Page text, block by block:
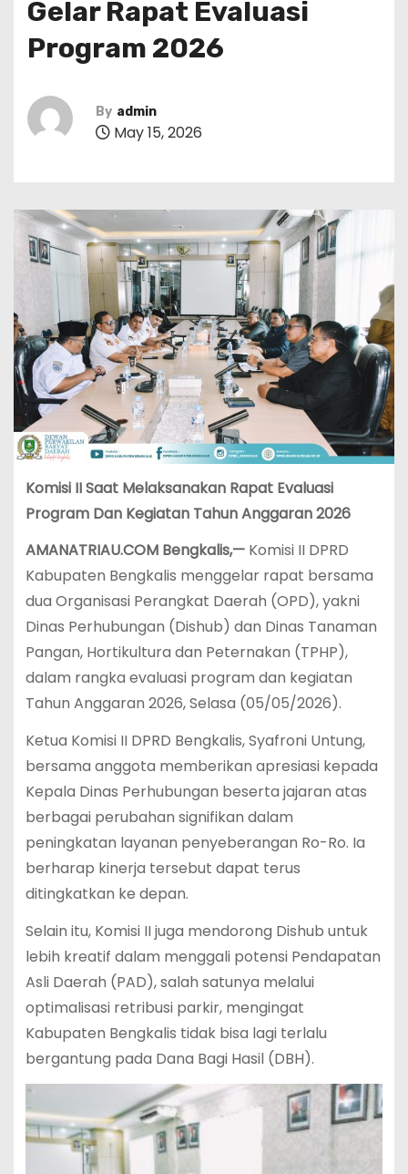
Gelar Rapat Evaluasi
Program 2026
By admin
May 15, 2026
Komisi II Saat Melaksanakan Rapat Evaluasi
Program Dan Kegiatan Tahun Anggaran 2026
AMANATRIAU.COM Bengkalis,—Komisi II DPRD
Kabupaten Bengkalis menggelar rapat bersama
dua Organisasi Perangkat Daerah (OPD), yakni
Dinas Perhubungan (Dishub) dan Dinas Tanaman
Pangan, Hortikultura dan Peternakan (TPHP),
dalam rangka evaluasi program dan kegiatan
Tahun Anggaran 2026, Selasa (05/05/2026).
Ketua Komisi II DPRD Bengkalis, Syafroni Untung,
bersama anggota memberikan apresiasi kepada
Kepala Dinas Perhubungan beserta jajaran atas
berbagai perubahan signifikan dalam
peningkatan layanan penyeberangan Ro-Ro. Ia
berharap kinerja tersebut dapat terus
ditingkatkan ke depan.
Selain itu, Komisi II juga mendorong Dishub untuk
lebih kreatif dalam menggali potensi Pendapatan
Asli Daerah (PAD), salah satunya melalui
optimalisasi retribusi parkir, mengingat
Kabupaten Bengkalis tidak bisa lagi terlalu
bergantung pada Dana Bagi Hasil (DBH).